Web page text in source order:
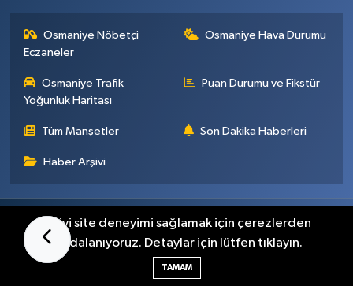
Osmaniye Nöbetçi
Eczaneler
Osmaniye Hava Durumu
Osmaniye Trafik
Yoğunluk Haritası
Puan Durumu ve Fikstür
Tüm Manşetler Son Dakika Haberleri
Haber Arşivi
Künye İletişim Gizlilik Sözleşmesi
Haber Yazılımı:
En iyi site deneyimi sağlamak için çerezlerden
faydalanıyoruz. Detaylar için lütfen tıklayın.
TAMAM